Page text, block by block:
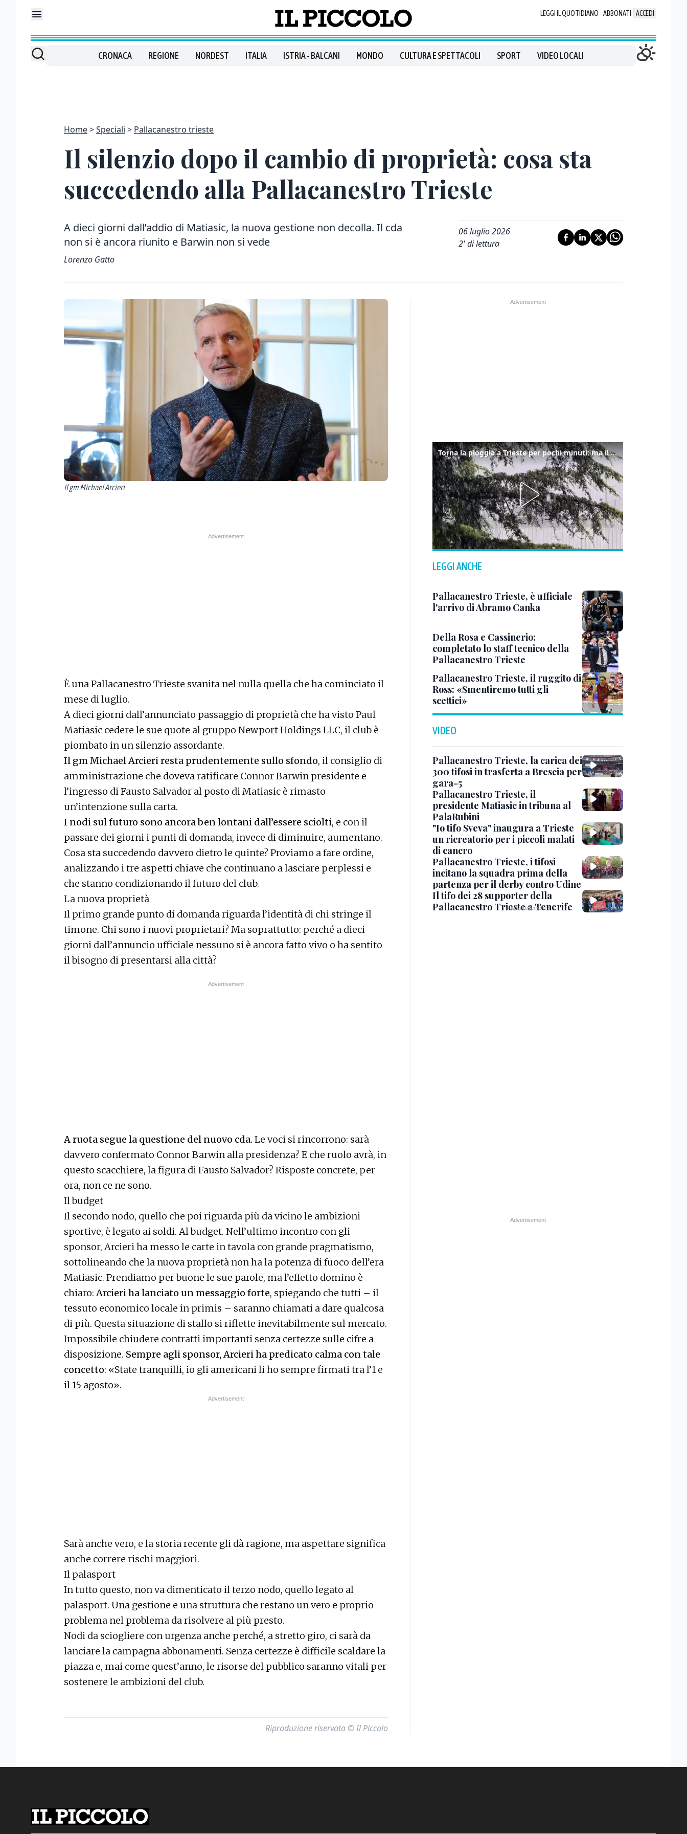
LEGGI IL QUOTIDIANO ABBONATI ACCEDI
CRONACA REGIONE NORDEST ITALIA ISTRIA - BALCANI MONDO CULTURA E SPETTACOLI SPORT VIDEO LOCALI
Home Speciali Pallacanestro trieste
Il silenzio dopo il cambio di proprietà: cosa sta
succedendo alla Pallacanestro Trieste
A dieci giorni dall’addio di Matiasic, la nuova gestione non decolla. Il cda
non si è ancora riunito e Barwin non si vede
Lorenzo Gatto
06 luglio 2026
2' di lettura
Il gm Michael Arcieri
È una Pallacanestro Trieste svanita nel nulla quella che ha cominciato il
mese di luglio.
A dieci giorni dall’annunciato passaggio di proprietà che ha visto Paul
Matiasic cedere le sue quote al gruppo Newport Holdings LLC, il club è
piombato in un silenzio assordante.
Il gm Michael Arcieri resta prudentemente sullo sfondo, il consiglio di
amministrazione che doveva ratificare Connor Barwin presidente e
l’ingresso di Fausto Salvador al posto di Matiasic è rimasto
un’intenzione sulla carta.
I nodi sul futuro sono ancora ben lontani dall’essere sciolti, e con il
passare dei giorni i punti di domanda, invece di diminuire, aumentano.
Cosa sta succedendo davvero dietro le quinte? Proviamo a fare ordine,
analizzando i tre aspetti chiave che continuano a lasciare perplessi e
che stanno condizionando il futuro del club.
La nuova proprietà
Il primo grande punto di domanda riguarda l’identità di chi stringe il
timone. Chi sono i nuovi proprietari? Ma soprattutto: perché a dieci
giorni dall’annuncio ufficiale nessuno si è ancora fatto vivo o ha sentito
il bisogno di presentarsi alla città?
A ruota segue la questione del nuovo cda. Le voci si rincorrono: sarà
davvero confermato Connor Barwin alla presidenza? E che ruolo avrà, in
questo scacchiere, la figura di Fausto Salvador? Risposte concrete, per
ora, non ce ne sono.
Il budget
Il secondo nodo, quello che poi riguarda più da vicino le ambizioni
sportive, è legato ai soldi. Al budget. Nell’ultimo incontro con gli
sponsor, Arcieri ha messo le carte in tavola con grande pragmatismo,
sottolineando che la nuova proprietà non ha la potenza di fuoco dell’era
Matiasic. Prendiamo per buone le sue parole, ma l’effetto domino è
chiaro:Arcieri ha lanciato un messaggio forte, spiegando che tutti – il
tessuto economico locale in primis – saranno chiamati a dare qualcosa
di più. Questa situazione di stallo si riflette inevitabilmente sul mercato.
Impossibile chiudere contratti importanti senza certezze sulle cifre a
disposizione. Sempre agli sponsor, Arcieri ha predicato calma con tale
concetto: «State tranquilli, io gli americani li ho sempre firmati tra l’1 e
il 15 agosto».
Sarà anche vero, e la storia recente gli dà ragione, ma aspettare significa
anche correre rischi maggiori.
Il palasport
In tutto questo, non va dimenticato il terzo nodo, quello legato al
palasport. Una gestione e una struttura che restano un vero e proprio
problema nel problema da risolvere al più presto.
Nodi da sciogliere con urgenza anche perché, a stretto giro, ci sarà da
lanciare la campagna abbonamenti. Senza certezze è difficile scaldare la
piazza e, mai come quest’anno, le risorse del pubblico saranno vitali per
sostenere le ambizioni del club.
Riproduzione riservata © Il Piccolo
Torna la pioggia a Trieste per pochi minuti: ma il caldo non molla
LEGGI ANCHE
Pallacanestro Trieste, è ufficiale
l'arrivo di Abramo Canka
Della Rosa e Cassinerio:
completato lo staff tecnico della
Pallacanestro Trieste
Pallacanestro Trieste, il ruggito di
Ross: «Smentiremo tutti gli
scettici»
VIDEO
Pallacanestro Trieste, la carica dei
300 tifosi in trasferta a Brescia per
gara-5
Pallacanestro Trieste, il
presidente Matiasic in tribuna al
PalaRubini
"Io tifo Sveva" inaugura a Trieste
un ricreatorio per i piccoli malati
di cancro
Pallacanestro Trieste, i tifosi
incitano la squadra prima della
partenza per il derby contro Udine
Il tifo dei 28 supporter della
Pallacanestro Trieste a Tenerife